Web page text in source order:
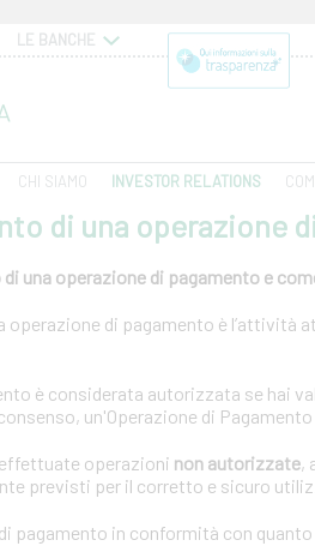
LE BANCHE
CHI SIAMO INVESTOR RELATIONS
di una operazione
di una operazione di pagamento e
operazione di pagamento è l’attività
è considerata autorizzata se hai
un'Operazione di
operazioni non autorizzate,
previsti per il corretto e sicuro
in conformità con